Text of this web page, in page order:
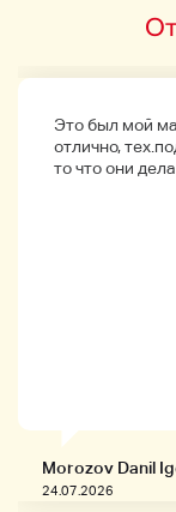
■
Это был мой
отлично,
то что они
Morozov Danil
24.07.2026